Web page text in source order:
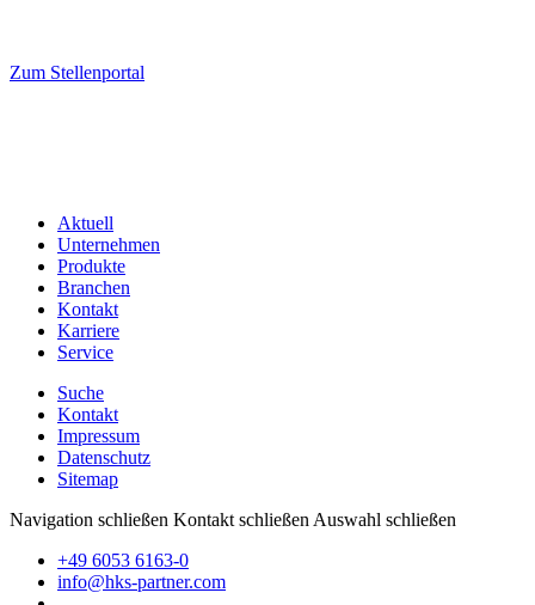
Zum Stellenportal
Aktuell
Unternehmen
Produkte
Branchen
Kontakt
Karriere
Service
Suche
Kontakt
Impressum
Datenschutz
Sitemap
Navigation schließen Kontakt schließenAuswahl schließen
+49 6053 6163-0
info@hks-partner.com